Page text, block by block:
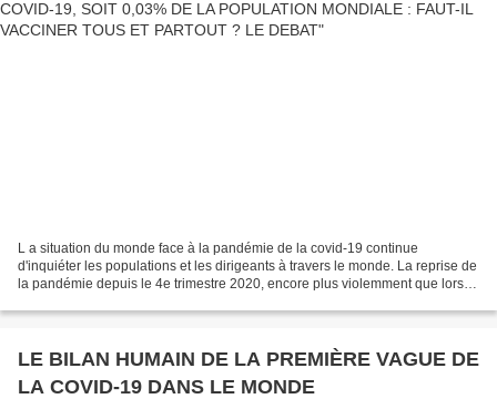
L a situation du monde face à la pandémie de la covid-19 continue
d'inquiéter les populations et les dirigeants à travers le monde. La reprise de
la pandémie depuis le 4e trimestre 2020, encore plus violemment que lors
LE BILAN HUMAIN DE LA PREMIÈRE VAGUE DE
LA COVID-19 DANS LE MONDE